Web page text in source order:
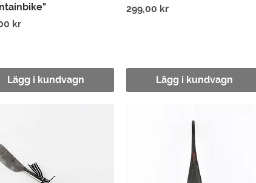
kr
Lägg i kundvagn
Pris
299,00 kr
Lägg i kundvagn